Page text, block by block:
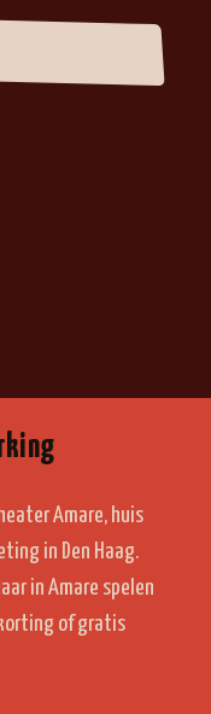
Amare, huis
in Den Haag.
in Amare spelen
of gratis